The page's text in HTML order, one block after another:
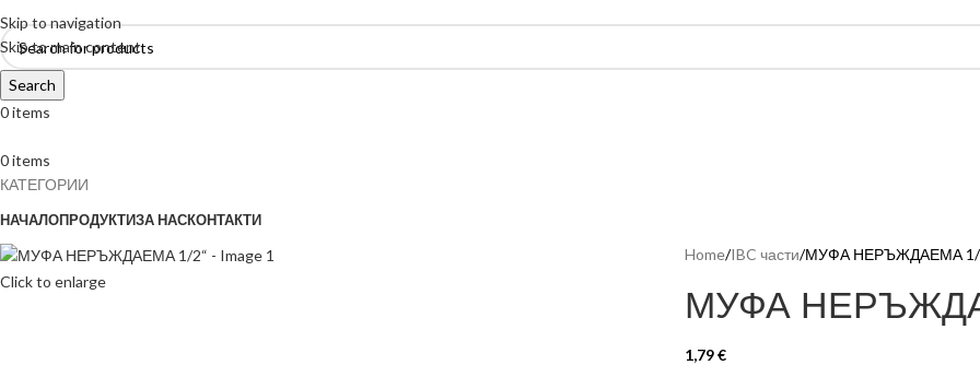
Skip to navigation
Skip to main content
Search
0items
0items
КАТЕГОРИИ
НАЧАЛОПРОДУКТИЗА НАСКОНТАКТИ
Click to enlarge
Home IBC части МУФА НЕРЪЖДАЕМА 1/
МУФА
1,79€